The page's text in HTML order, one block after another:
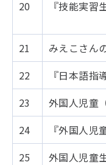
20
『技能実習
21
みえこさん
22
『日本語指
23
外国人児童
24
『外国人児
25
外国人児童